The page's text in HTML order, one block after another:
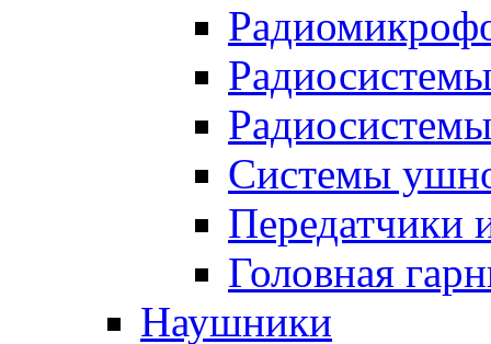
Системы
Передатчики
Головная
Наушники